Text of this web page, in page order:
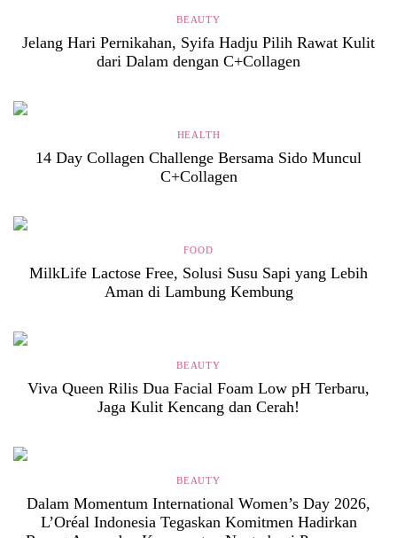
BEAUTY
Jelang Hari Pernikahan, Syifa Hadju Pilih Rawat Kulit
dari Dalam dengan C+Collagen
HEALTH
14 Day Collagen Challenge Bersama Sido Muncul
C+Collagen
FOOD
MilkLife Lactose Free, Solusi Susu Sapi yang Lebih
Aman di Lambung Kembung
BEAUTY
Viva Queen Rilis Dua Facial Foam Low pH Terbaru,
Jaga Kulit Kencang dan Cerah!
BEAUTY
Dalam Momentum International Women’s Day 2026,
L’Oréal Indonesia Tegaskan Komitmen Hadirkan